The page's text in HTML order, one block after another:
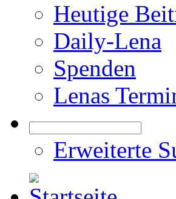
Heutige
Daily-Lena
Spenden
Lenas
Erweiterte